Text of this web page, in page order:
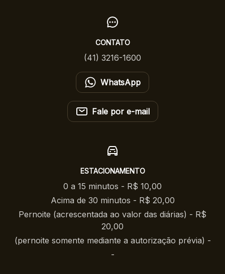
CONTATO
(41) 3216-1600
WhatsApp
Fale por e-mail
ESTACIONAMENTO
0 a 15 minutos - R$ 10,00
Acima de 30 minutos - R$ 20,00
Pernoite (acrescentada ao valor das diárias) - R$
20,00
(pernoite somente mediante a autorização prévia) -
-